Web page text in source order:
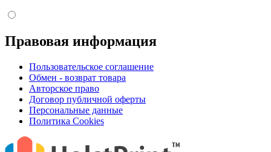
Правовая информация
Пользовательское соглашение
Обмен - возврат товара
Авторское право
Договор публичной оферты
Персональные данные
Политика Cookies